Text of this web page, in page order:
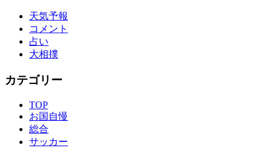
天気予報
コメント
占い
大相撲
カテゴリー
TOP
お国自慢
総合
サッカー